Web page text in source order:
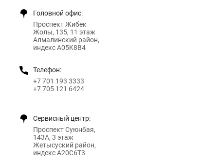
Головной офис:
Проспект Жибек
Жолы, 135, 11 этаж
Алмалинский район,
индекс A05K8B4
Телефон:
+7 701 193 3333
+7 705 121 6424
Сервисный центр:
Проспект Суюнбая,
143А, 3 этаж
Жетысуский район,
индекс A20C6T3